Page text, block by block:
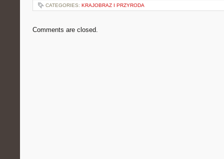
CATEGORIES: KRAJOBRAZ I PRZYRODA
Comments are closed.